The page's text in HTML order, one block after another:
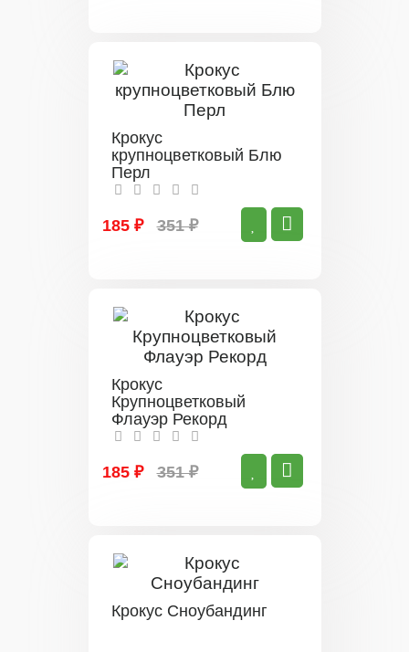
Крокус
крупноцветковый Блю
Перл
185 ₽ 351 ₽
Крокус
Крупноцветковый
Флауэр Рекорд
185 ₽ 351 ₽
Крокус Сноубандинг